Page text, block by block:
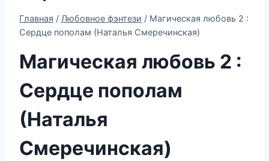
Главная / Любовное фэнтези / Магическая любовь 2 :
Сердце пополам (Наталья Смеречинская)
Магическая любовь 2 :
Сердце пополам
(Наталья
Смеречинская)